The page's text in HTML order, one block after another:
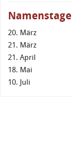
Namenstage
20. März
21. März
21. April
18. Mai
10. Juli